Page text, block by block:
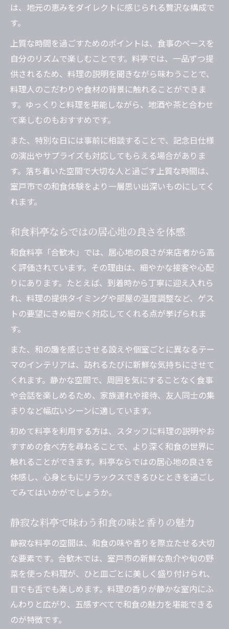
は、地元の恵みをダイレクトに感じられる贅沢な構成で
す。
上質な時間を過ごすためのポイントは、食事のペースを
自分のリズムで楽しむことです。料亭では、一品ずつ提
供されるため、料理の説明を聞きながら味わうことで、
料理人のこだわりや食材の背景に触れることができま
す。ゆっくりと料理を堪能しながら、地酒や茶と合わせ
て楽しむのもおすすめです。
また、特別な日には事前に相談することで、記念日仕様
の演出やサプライズも対応してもらえる場合がありま
す。落ち着いた空間で大切な人と過ごす上質な時間は、
室戸市での和食体験をより一層思い出深いものにしてく
れます。
和食料亭ならではの居心地の良さを体感
和食料亭「合歓木」では、居心地の良さが来店者から高
く評価されています。その理由は、細やかな接客や心配
りにあります。たとえば、到着時から丁寧に迎え入れら
れ、料理の提供タイミングや部屋の温度調整など、ゲス
トの要望にきめ細かく対応してくれる点が挙げられま
す。
また、和の趣を感じさせる設えや個室ごとに異なるテー
マのインテリアは、訪れるたびに新鮮な気持ちにさせて
くれます。静かな空間で、周囲を気にすることなく食事
や会話を楽しめるため、家族連れや接待、友人同士の集
まりなど幅広いシーンに適しています。
初めて料亭を利用する方は、スタッフに料理の説明やお
すすめの食べ方を尋ねることで、より深く和食の世界に
触れることができます。料亭ならではの居心地の良さを
体感し、心身ともにリラックスできるひとときを過ごし
てみてはいかがでしょうか。
静寂な料亭で味わう和食の味と香りの魅力
静寂な料亭の空間は、和食の味や香りを際立たせる大切
な要素です。合歓木では、室戸市の新鮮な魚介や旬の野
菜を使った料理が、ひと皿ごとに美しく盛り付けられ、
目でも舌でも楽しめます。料理の香りが静かな室内にふ
んわりと広がり、五感すべてで和食の魅力を堪能できる
のが特徴です。